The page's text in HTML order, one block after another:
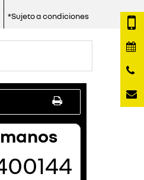
*Sujeto a condiciones